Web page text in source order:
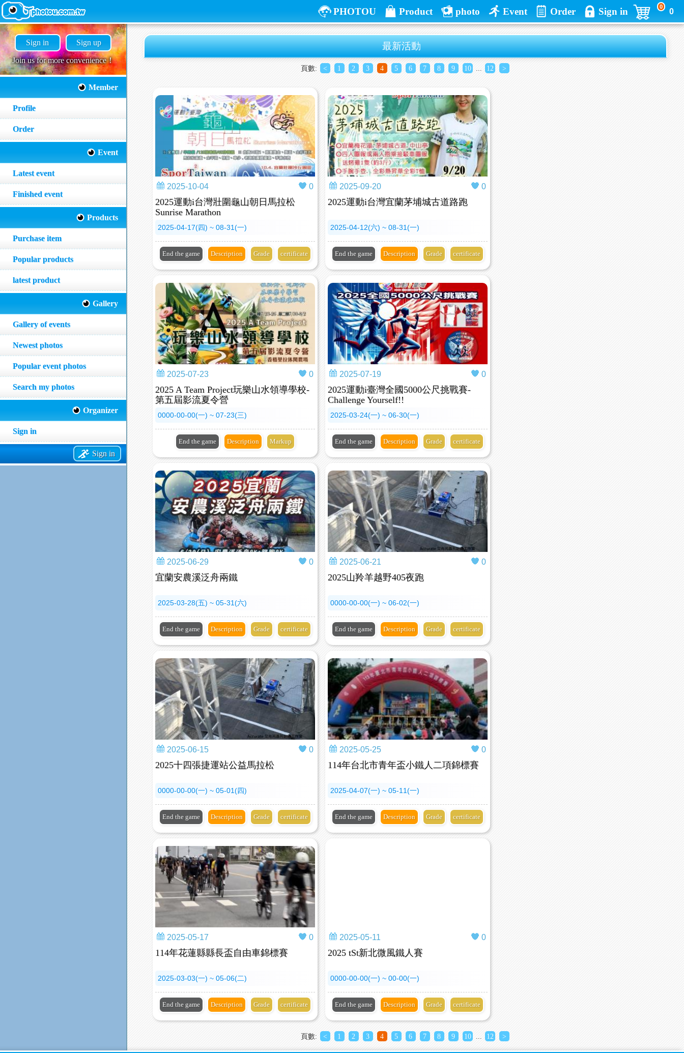
PHOTOU Product photo Event Order Sign in 0
0
Sign in Sign up
Join us for more convenience！
Member
Profile
Order
Event
Latest event
Finished event
Products
Purchase item
Popular products
latest product
Gallery
Gallery of events
Newest photos
Popular event photos
Search my photos
Organizer
Sign in
Sign in
最新活動
頁數: < 1 2 3 4 5 6 7 8 9 10 12 >
2025-10-04 0
2025運動i台灣壯圍龜山朝日馬拉松
Sunrise Marathon
2025-04-17(四) ~ 08-31(一)
End the game Description Grade certificate
2025-09-20 0
2025運動i台灣宜蘭茅埔城古道路跑
2025-04-12(六) ~ 08-31(一)
End the game Description Grade certificate
2025-07-23 0
2025 A Team Project玩樂山水領導學校-
第五屆影流夏令營
0000-00-00(一) ~ 07-23(三)
End the game Description Markup
2025-07-19 0
2025運動i臺灣全國5000公尺挑戰賽-
Challenge Yourself!!
2025-03-24(一) ~ 06-30(一)
End the game Description Grade certificate
2025-06-29 0
宜蘭安農溪泛舟兩鐵
2025-03-28(五) ~ 05-31(六)
End the game Description Grade certificate
2025-06-21 0
2025山羚羊越野405夜跑
0000-00-00(一) ~ 06-02(一)
End the game Description Grade certificate
2025-06-15 0
2025十四張捷運站公益馬拉松
0000-00-00(一) ~ 05-01(四)
End the game Description Grade certificate
2025-05-25 0
114年台北市青年盃小鐵人二項錦標賽
2025-04-07(一) ~ 05-11(一)
End the game Description Grade certificate
2025-05-17 0
114年花蓮縣縣長盃自由車錦標賽
2025-03-03(一) ~ 05-06(二)
End the game Description Grade certificate
2025-05-11 0
2025 tSt新北微風鐵人賽
0000-00-00(一) ~ 00-00(一)
End the game Description Grade certificate
頁數: < 1 2 3 4 5 6 7 8 9 10 12 >